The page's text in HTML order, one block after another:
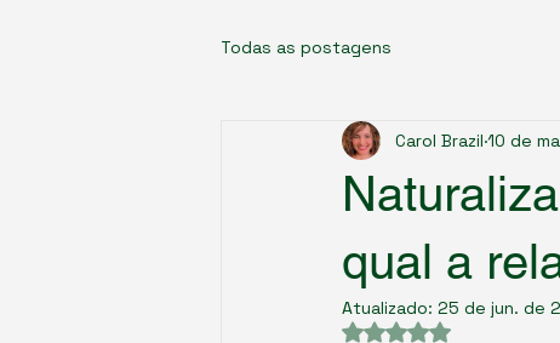
Todas as postagens
qual a
Carol Brazil 10 de
Atualizado: 25 de jun. de
Avaliado com NaN